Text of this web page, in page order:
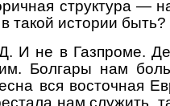
структура —
такой истории быть?
И не в Газпроме.
Болгары нам
вся восточная
нам служить,